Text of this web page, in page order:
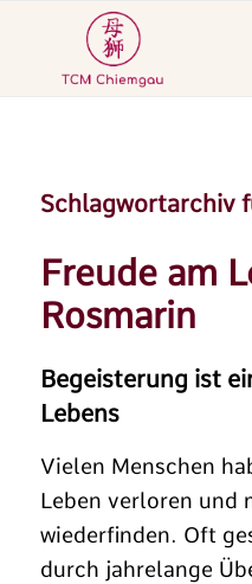
Schlagwortarchiv
Freude am
Rosmarin
Begeisterung ist
Lebens
Vielen Menschen
Leben verloren und
wiederfinden. Oft
durch jahrelange